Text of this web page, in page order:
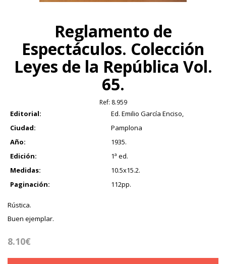
Reglamento de
Espectáculos. Colección
Leyes de la República Vol.
65.
Ref: 8.959
Editorial:
Ed. Emilio García Enciso,
Ciudad:
Pamplona
Año:
1935.
Edición:
1ª ed.
Medidas:
10.5x15.2.
Paginación:
112pp.
Rústica.
Buen ejemplar.
8.10€